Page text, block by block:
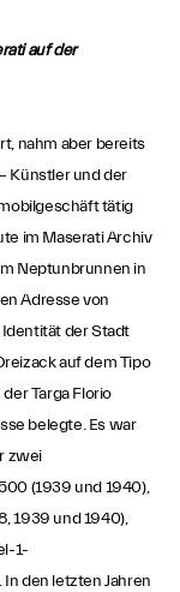
auf der
nahm aber bereits
Künstler und der
tätig
im Maserati Archiv
Neptunbrunnen in
Adresse von
der Stadt
auf dem Tipo
Targa Florio
belegte. Es war
zwei
(1939 und 1940),
1939 und 1940),
1-
den letzten Jahren